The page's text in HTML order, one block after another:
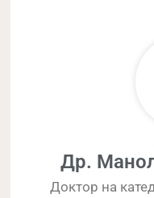
Др.
Доктор на